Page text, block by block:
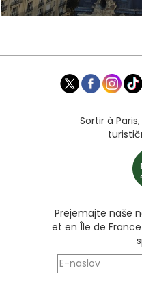
Sortir à
Prejemajte naše
et en Île de